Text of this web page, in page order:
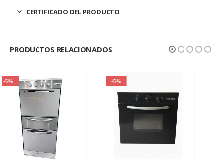
CERTIFICADO DEL PRODUCTO
PRODUCTOS RELACIONADOS
-5%